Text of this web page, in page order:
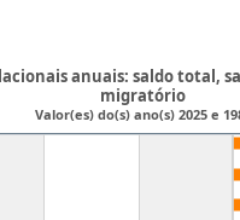
anuais: saldo total,
migratório
Valor(es) do(s) ano(s) 2025 e